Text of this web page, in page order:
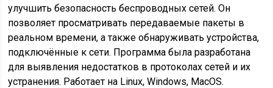
улучшить безопасность беспроводных сетей. Он
позволяет просматривать передаваемые пакеты в
реальном времени, а также обнаруживать устройства,
подключённые к сети. Программа была разработана
для выявления недостатков в протоколах сетей и их
устранения. Работает на Linux, Windows, MacOS.